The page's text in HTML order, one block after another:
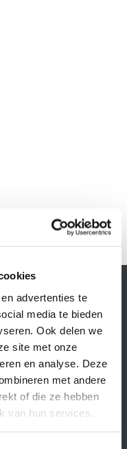
advertenties te
media te bieden
Ook delen we
site met onze
en analyse. Deze
met andere
of die ze hebben
van hun services.
1